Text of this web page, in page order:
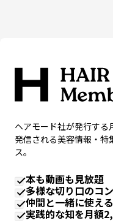
ヘアモード社が発行する
発信される美容情報・
ス。
本も動画も見放題
多様な切り口のコ
仲間と一緒に使える
実践的な知を月額